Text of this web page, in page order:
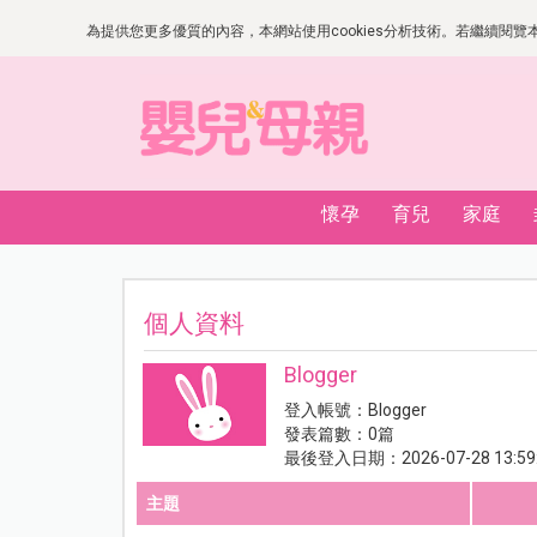
為提供您更多優質的內容，本網站使用cookies分析技術。若繼續閱
懷孕 育兒 家庭
個人資料
Blogger
登入帳號：Blogger
發表篇數：0篇
最後登入日期：2026-07-28
主題